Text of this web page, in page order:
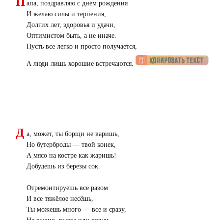
апа, поздравляю с днем рождения
И желаю силы и терпения,
Долгих лет, здоровья и удачи,
Оптимистом быть, а не иначе.
Пусть все легко и просто получается,
А люди лишь хорошие встречаются.
Д а, может, ты борщи не варишь,
Но бутерброды — твой конек,
А мясо на костре как жаришь!
Добудешь из березы сок.
Отремонтируешь все разом
И все тяжёлое несёшь,
Ты можешь много — все и сразу,